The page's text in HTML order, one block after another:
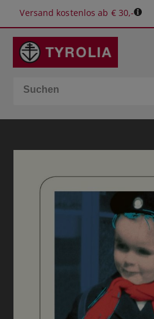
Versand kostenlos ab € 30,-
BÜCHER